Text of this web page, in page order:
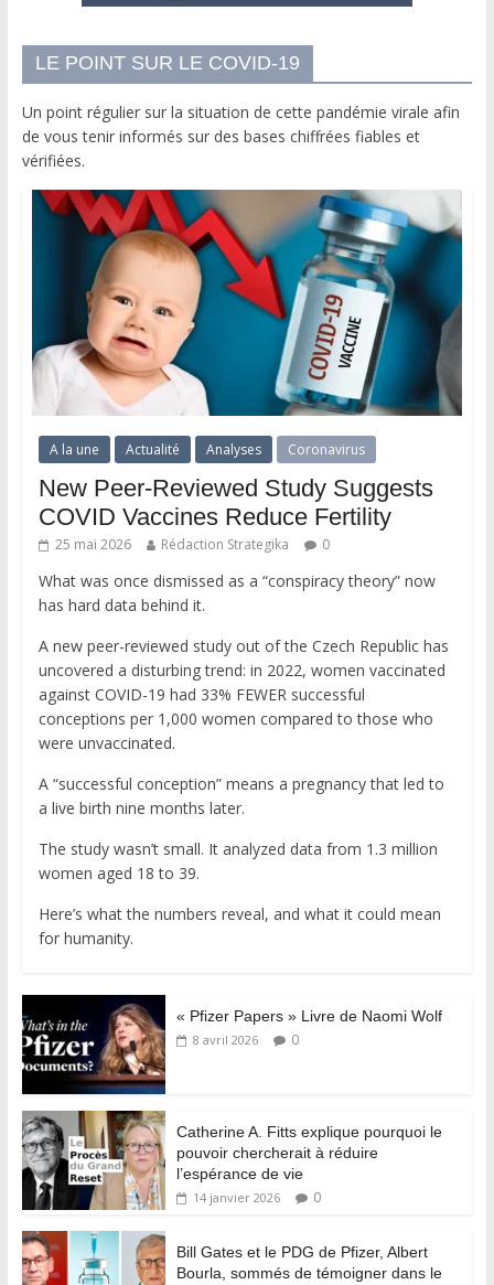
LE POINT SUR LE COVID-19
Un point régulier sur la situation de cette pandémie virale afin
de vous tenir informés sur des bases chiffrées fiables et
vérifiées.
A la une Actualité Analyses Coronavirus
New Peer-Reviewed Study Suggests
COVID Vaccines Reduce Fertility
25 mai 2026 Rédaction Strategika 0
What was once dismissed as a “conspiracy theory” now
has hard data behind it.
A new peer-reviewed study out of the Czech Republic has
uncovered a disturbing trend: in 2022, women vaccinated
against COVID-19 had 33% FEWER successful
conceptions per 1,000 women compared to those who
were unvaccinated.
A “successful conception” means a pregnancy that led to
a live birth nine months later.
The study wasn’t small. It analyzed data from 1.3 million
women aged 18 to 39.
Here’s what the numbers reveal, and what it could mean
for humanity.
« Pfizer Papers » Livre de Naomi Wolf
8 avril 2026 0
Catherine A. Fitts explique pourquoi le
pouvoir chercherait à réduire
l’espérance de vie
14 janvier 2026 0
Bill Gates et le PDG de Pfizer, Albert
Bourla, sommés de témoigner dans le